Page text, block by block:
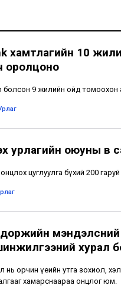
хамтлагийн 10
оролцоно
болсон 9 жилийн ойд томоохон
урлагийн оюуны өв
цуглуулга бүхий 200
хурал
нь орчин үеийн утга зохиол,
хамарснаараа онцлог юм.